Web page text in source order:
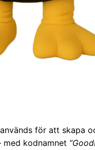
för att skapa
med kodnamnet